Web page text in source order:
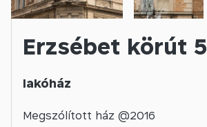
Erzsébet körút
lakóház
Megszólított ház @2016